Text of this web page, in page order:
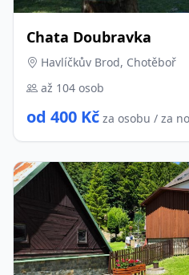
Chata Doubravka
Havlíčkův Brod, Chotěboř
až 104 osob
od 400 Kč za osobu / za